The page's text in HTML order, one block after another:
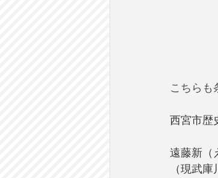
こちらも
西宮市歴
遠藤新（
（現武